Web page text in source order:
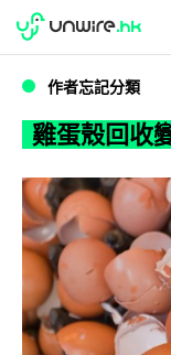
雞蛋殼
WWDC 2026
作者忘記分類
雞蛋殼回收